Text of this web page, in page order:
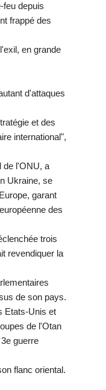
feu depuis
frappé des
en grande
d'attaques
et des
international",
de l'ONU, a
Ukraine, se
garant
des
trois
revendiquer la
de son pays.
Etats-Unis et
de l'Otan
guerre
flanc oriental.